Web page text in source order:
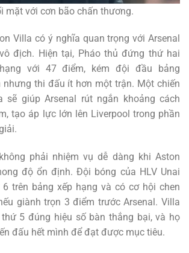
mặt với cơn bão chấn thương.
Villa có ý nghĩa quan trọng với Arsenal
địch. Hiện tại, Pháo thủ đứng thứ hai
với 47 điểm, kém đội đầu bảng
nhưng thi đấu ít hơn một trận. Một chiến
sẽ giúp Arsenal rút ngắn khoảng cách
tạo áp lực lớn lên Liverpool trong phần
phải nhiệm vụ dễ dàng khi Aston
độ ổn định. Đội bóng của HLV Unai
trên bảng xếp hạng và có cơ hội chen
giành trọn 3 điểm trước Arsenal. Villa
5 đúng hiệu số bàn thắng bại, và họ
đấu hết mình để đạt được mục tiêu.